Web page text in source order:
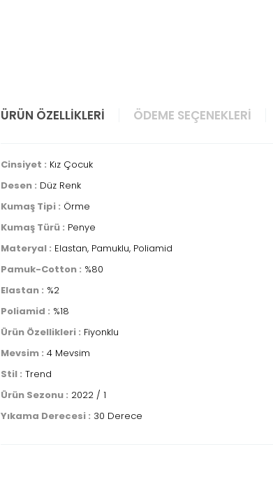
ÜRÜN ÖZELLIKLERI ÖDEME SEÇENEKLERI
Cinsiyet : Kız Çocuk
Desen : Düz Renk
Kumaş Tipi : Örme
Kumaş Türü : Penye
Materyal : Elastan, Pamuklu, Poliamid
Pamuk-Cotton : %80
Elastan : %2
Poliamid : %18
Ürün Özellikleri : Fiyonklu
Mevsim : 4 Mevsim
Stil : Trend
Ürün Sezonu : 2022 / 1
Yıkama Derecesi : 30 Derece